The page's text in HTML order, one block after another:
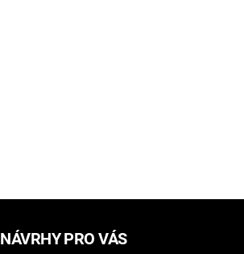
NÁVRHY PRO VÁS